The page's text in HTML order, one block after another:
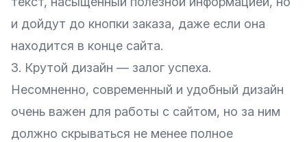
и дойдут до кнопки заказа, даже если она
находится в конце сайта.
3. Крутой дизайн — залог успеха.
Несомненно, современный и удобный дизайн
очень важен для работы с сайтом, но за ним
должно скрываться не менее полное